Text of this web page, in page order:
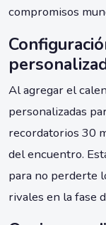
compromisos
Al agregar el
personalizadas
recordatorios 30
del encuentro.
para no perderte
rivales en la fase